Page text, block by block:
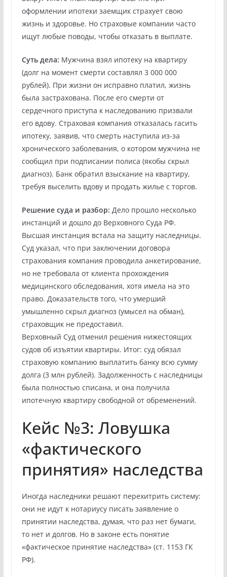
оформлении ипотеки заемщик страхует свою
жизнь и здоровье. Но страховые компании часто
ищут любые поводы, чтобы отказать в выплате.
Суть дела: Мужчина взял ипотеку на квартиру
(долг на момент смерти составлял 3 000 000
рублей). При жизни он исправно платил, жизнь
была застрахована. После его смерти от
сердечного приступа к наследованию призвали
его вдову. Страховая компания отказалась гасить
ипотеку, заявив, что смерть наступила из-за
хронического заболевания, о котором мужчина не
сообщил при подписании полиса (якобы скрыл
диагноз). Банк обратил взыскание на квартиру,
требуя выселить вдову и продать жилье с торгов.
Решение суда и разбор: Дело прошло несколько
инстанций и дошло до Верховного Суда РФ.
Высшая инстанция встала на защиту наследницы.
Суд указал, что при заключении договора
страхования компания проводила анкетирование,
но не требовала от клиента прохождения
медицинского обследования, хотя имела на это
право. Доказательств того, что умерший
умышленно скрыл диагноз (умысел на обман),
страховщик не предоставил.
Верховный Суд отменил решения нижестоящих
судов об изъятии квартиры. Итог: суд обязал
страховую компанию выплатить банку всю сумму
долга (3 млн рублей). Задолженность с наследницы
была полностью списана, и она получила
ипотечную квартиру свободной от обременений.
Кейс №3: Ловушка
«фактического
принятия» наследства
Иногда наследники решают перехитрить систему:
они не идут к нотариусу писать заявление о
принятии наследства, думая, что раз нет бумаги,
то нет и долгов. Но в законе есть понятие
«фактическое принятие наследства» (ст. 1153 ГК
РФ).